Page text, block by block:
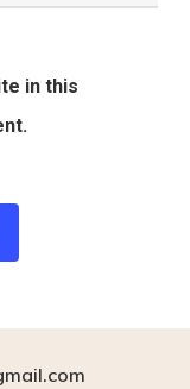
in this